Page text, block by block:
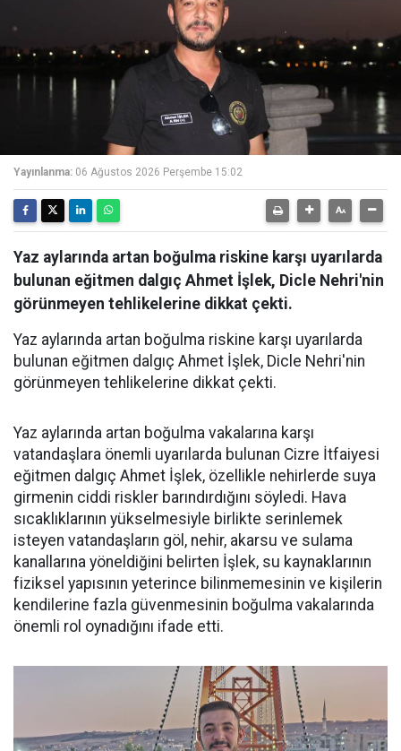
Yayınlanma: 06 Ağustos 2026 Perşembe 15:02
Yaz aylarında artan boğulma riskine karşı uyarılarda
bulunan eğitmen dalgıç Ahmet İşlek, Dicle Nehri'nin
görünmeyen tehlikelerine dikkat çekti.
Yaz aylarında artan boğulma riskine karşı uyarılarda
bulunan eğitmen dalgıç Ahmet İşlek, Dicle Nehri'nin
görünmeyen tehlikelerine dikkat çekti.
Yaz aylarında artan boğulma vakalarına karşı
vatandaşlara önemli uyarılarda bulunan Cizre İtfaiyesi
eğitmen dalgıç Ahmet İşlek, özellikle nehirlerde suya
girmenin ciddi riskler barındırdığını söyledi. Hava
sıcaklıklarının yükselmesiyle birlikte serinlemek
isteyen vatandaşların göl, nehir, akarsu ve sulama
kanallarına yöneldiğini belirten İşlek, su kaynaklarının
fiziksel yapısının yeterince bilinmemesinin ve kişilerin
kendilerine fazla güvenmesinin boğulma vakalarında
önemli rol oynadığını ifade etti.